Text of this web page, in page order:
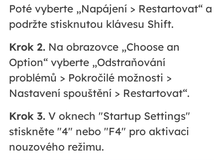
Poté vyberte „Napájení > Restartovat“ a
podržte stisknutou klávesu Shift.
Krok 2.Na obrazovce „Choose an
Option“ vyberte „Odstraňování
problémů > Pokročilé možnosti >
Nastavení spouštění > Restartovat“.
Krok 3.V oknech "Startup Settings"
stiskněte "4" nebo "F4" pro aktivaci
nouzového režimu.